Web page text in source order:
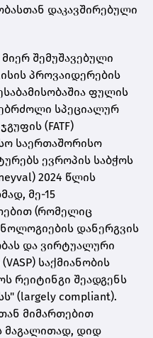
დაკავშირებული
შემუშავებული
პროვაიდერების
ფულის
სპეციალურ
(FATF)
საერთაშორისო
ევროპის საბჭოს
2024 წლის
მე-15
(რომელიც
დანერგვის
და ვირტუალური
საქმიანობის
რეიტინგი შეადგენს
(largely compliant).
მიმართებით
მაგალითად, დიდ